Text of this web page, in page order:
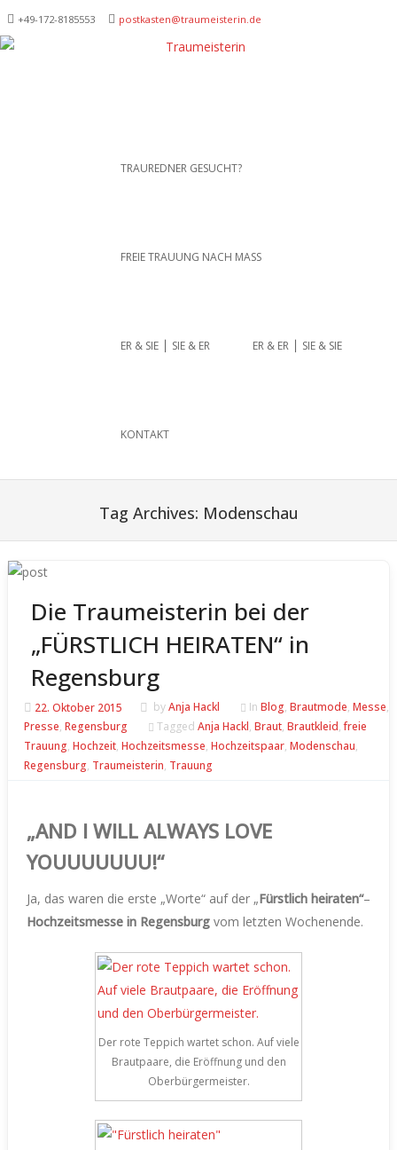
+49-172-­8185553 postkasten@traumeisterin.de
Traurednerein München,
Leidenschaft
SKIP TO CONTENT
TRAUREDNER GESUCHT?
FREIE TRAUUNG NACH MASS
ER & SIE ⎪ SIE & ER ER & ER ⎪ SIE & SIE
KONTAKT
Tag Archives: Modenschau
Die Traumeisterin bei der
„FÜRSTLICH HEIRATEN“ in
Regensburg
22. Oktober 2015 byAnja Hackl In Blog, Brautmode, Messe,
Presse, Regensburg Tagged Anja Hackl, Braut, Brautkleid,freie
Trauung, Hochzeit, Hochzeitsmesse, Hochzeitspaar, Modenschau,
Regensburg, Traumeisterin, Trauung
„AND I WILL ALWAYS LOVE
YOUUUUUUU!“
Ja, das waren die erste „Worte“ auf der „Fürstlich heiraten“–
Hochzeitsmesse in Regensburg vom letzten Wochenende.
Der rote Teppich wartet schon. Auf viele
Brautpaare, die Eröffnung und den
Oberbürgermeister.